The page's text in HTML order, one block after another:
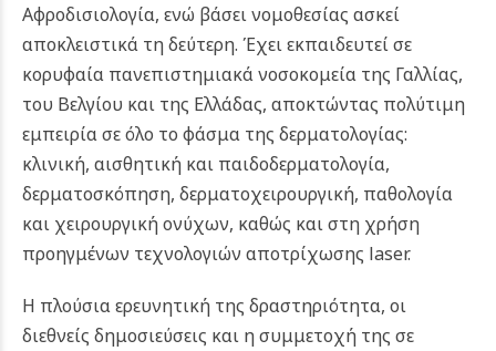
Αφροδισιολογία, ενώ βάσει νομοθεσίας ασκεί
αποκλειστικά τη δεύτερη. Έχει εκπαιδευτεί σε
κορυφαία πανεπιστημιακά νοσοκομεία της Γαλλίας,
του Βελγίου και της Ελλάδας, αποκτώντας πολύτιμη
εμπειρία σε όλο το φάσμα της δερματολογίας:
κλινική, αισθητική και παιδοδερματολογία,
δερματοσκόπηση, δερματοχειρουργική, παθολογία
και χειρουργική ονύχων, καθώς και στη χρήση
προηγμένων τεχνολογιών αποτρίχωσης laser.
Η πλούσια ερευνητική της δραστηριότητα, οι
διεθνείς δημοσιεύσεις και η συμμετοχή της σε